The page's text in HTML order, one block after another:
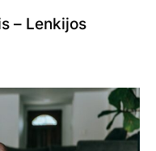
– Lenkijos